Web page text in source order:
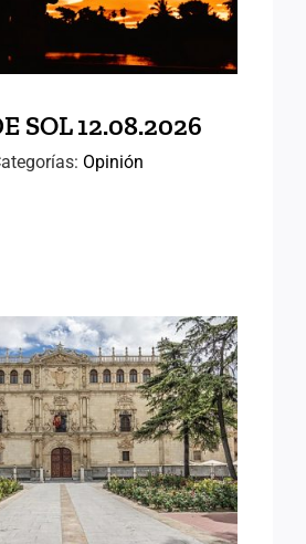
SOL 12.08.2026
Opinión
DE ALCALÁ
(III)